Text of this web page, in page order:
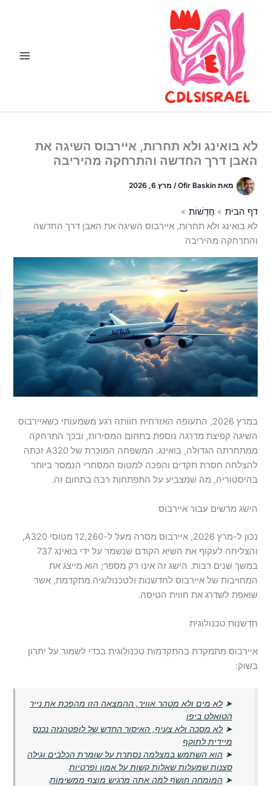
לא בואינג ולא תחרות, איירבוס השיגה את
האבן דרך החדשה והתרחקה מהיריבה
מאתOfir Baskin
/ מרץ 6, 2026
דף הבית
חֲדָשׁוֹת
לא בואינג ולא תחרות, איירבוס השיגה את האבן דרך החדשה
והתרחקה מהיריבה
במרץ 2026, התעופה האזרחית חוותה רגע משמעותי כשאיירבוס
השיגה קפיצת מדרגה נוספת בתחום המסירות, ובכך התרחקה
ממתחרתה הגדולה, בואינג. המשפחה המוכרת של A320 זכתה
להצלחה חסרת תקדים והפכה למטוס המסחרי הנמסר ביותר
בהיסטוריה, מה שמצביע על התפתחות רבה בתחום זה.
הישג מרשים עבור איירבוס
נכון ל-מרץ 2026, איירבוס מסרה מעל ל-12,260 מטוסי A320,
והצליחה לעקוף את השיא הקודם שנשמר על ידי בואינג 737
במשך שנים רבות. הישג זה אינו רק מספר; הוא מייצג את
המחויבות של איירבוס לחדשנות ולטכנולוגיה מתקדמת, אשר
שואפת לשדרג את חווית הטיסה.
חדשנות טכנולוגית
איירבוס מתמקדת בהתקדמות טכנולוגית בכדי לשמור על יתרון
בשוק:
➤לא מים ולא מטהר אוויר, ההמצאה הזו מהפכת את נייר
הטואלט ביפן
➤לא מסכה ולא צעיף, האיסור החדש של לופטהנזה נכנס
מיידית לתוקף
➤ הוא השתמש במצלמה נסתרת על שומרת הכלבים וגילה
סצנות שמעלות שאלות קשות על אמון ופרטיות
➤ המומחה חושף למה אתה מרגיש מוצף ממשימות